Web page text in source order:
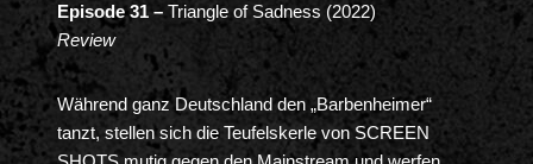
Episode 31 –Triangle of Sadness (2022)
Review
Während ganz Deutschland den „Barbenheimer“
tanzt, stellen sich die Teufelskerle von SCREEN